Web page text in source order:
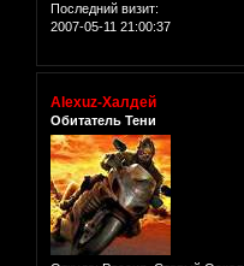
Последний визит:
2007-05-11 21:00:37
Alexuz-Халдей
Обитатель Тени